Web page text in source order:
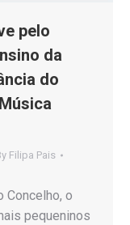
pelo
da
do
Filipa Pais
Concelho, o
pequeninos